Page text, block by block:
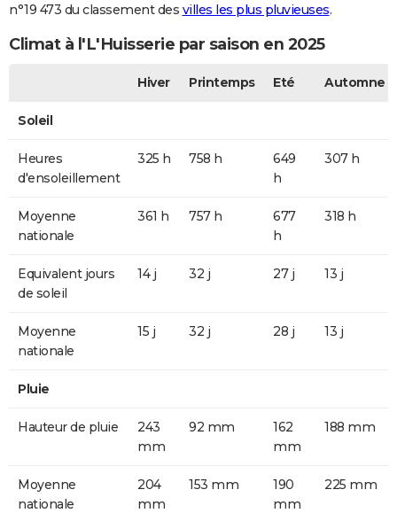
n°19 473 du classement des villes les plus pluvieuses.
Climat à l'L'Huisserie par saison en 2025
Hiver Printemps Eté Automne
Soleil
Heures
d'ensoleillement
325 h 758 h
649
h
307 h
Moyenne
nationale
361 h 757 h
677
h
318 h
Equivalent jours
de soleil
14 j 32 j 27 j 13 j
Moyenne
nationale
15 j 32 j 28 j 13 j
Pluie
Hauteur de pluie
243
mm
92 mm
162
mm
188 mm
Moyenne
nationale
204
mm
153 mm
190
mm
225 mm